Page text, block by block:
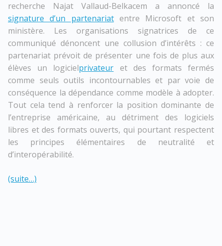
recherche Najat Vallaud-Belkacem a annoncé la
signature d’un partenariatentre Microsoft et son
ministère. Les organisations signatrices de ce
communiqué dénoncent une collusion d’intérêts : ce
partenariat prévoit de présenter une fois de plus aux
élèves un logicielprivateur et des formats fermés
comme seuls outils incontournables et par voie de
conséquence la dépendance comme modèle à adopter.
Tout cela tend à renforcer la position dominante de
l’entreprise américaine, au détriment des logiciels
libres et des formats ouverts, qui pourtant respectent
les principes élémentaires de neutralité et
d’interopérabilité.
(suite…)